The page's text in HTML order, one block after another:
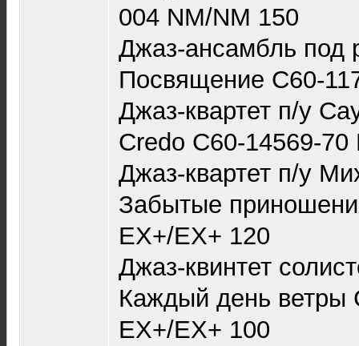
004 NM/NM 150
Джаз-ансамбль под
Посвящение С60-
Джаз-квартет п/у
Credo С60-14569-70
Джаз-квартет п/у
Забытые
EX+/EX+ 120
Джаз-квинтет
Каждый день ветры
EX+/EX+ 100